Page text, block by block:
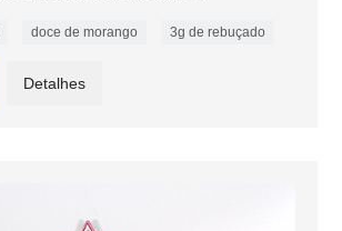
doce de morango 3g de rebuçado
Detalhes